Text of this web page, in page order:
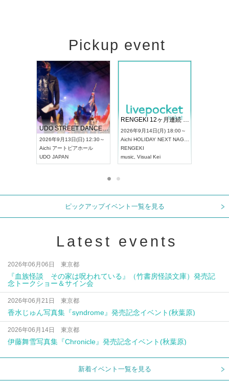
Pickup event
UDO STREET DANCE WORLD CHAMPIONSHIP JAPAN 2026
2026年9月13日(日) 12:30～
Aichi アートピアホール
UDO JAPAN
RENGEKI 12ヶ月連続 ONE MAN TOUR「生生流転」‐9月編‐
2026年9月14日(月) 18:00～
Aichi HOLIDAY NEXT NAGOYA
RENGEKI
music Visual Kei
ピックアップイベント一覧を見る
Latest events
2026年06月06日 東京都
『血族怪談 その家は呪われている』（竹書房怪談文庫）発売記
念トークショー＆サイン会
2026年06月21日 東京都
香水じゅん写真集『syndrome』発売記念イベント(秋葉原)
2026年06月14日 東京都
伊藤舞雪写真集『Chronicle』発売記念イベント(秋葉原)
新着イベント一覧を見る